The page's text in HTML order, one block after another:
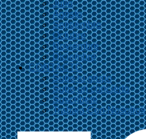
Julio
Agosto
Septiembre
Octubre
Noviembre
Diciembre
CONTACTO
Sube tu grupo
Sube un concierto
Suscríbete
Trabaja Con Nosotros